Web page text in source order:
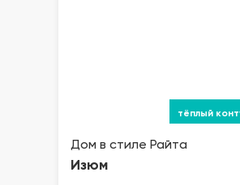
Дом в стиле Райта
Изюм